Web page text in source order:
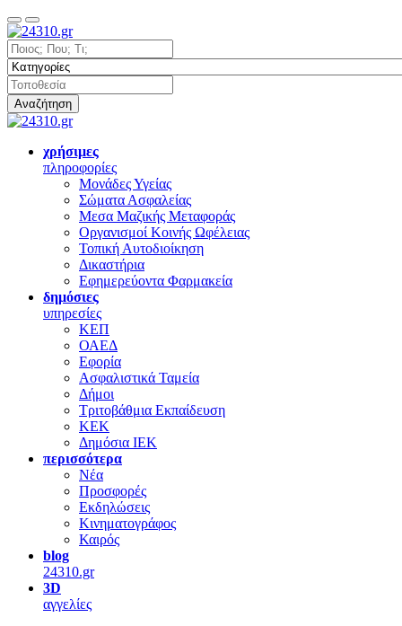
Αναζήτηση
χρήσιμες
πληροφορίες
Μονάδες Υγείας
Σώματα Ασφαλείας
Μεσα Μαζικής Μεταφοράς
Οργανισμοί Κοινής Ωφέλειας
Τοπική Αυτοδιοίκηση
Δικαστήρια
Εφημερεύοντα Φαρμακεία
δημόσιες
υπηρεσίες
ΚΕΠ
ΟΑΕΔ
Εφορία
Ασφαλιστικά Ταμεία
Δήμοι
Τριτοβάθμια Εκπαίδευση
ΚΕΚ
Δημόσια ΙΕΚ
περισσότερα
Νέα
Προσφορές
Εκδηλώσεις
Κινηματογράφος
Καιρός
blog
24310.gr
3D
αγγελίες